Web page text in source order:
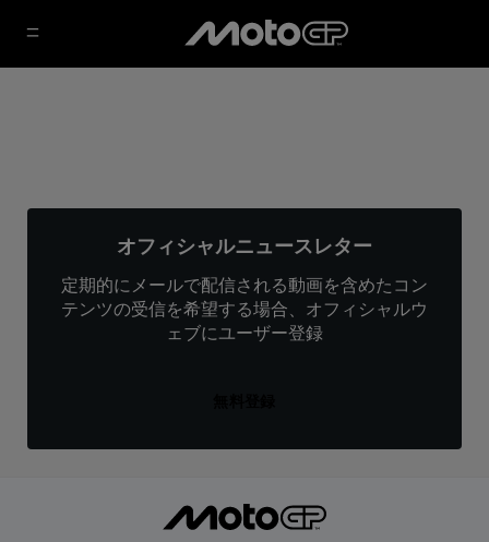
オフィシャルニュースレター
定期的にメールで配信される動画を含めたコン
テンツの受信を希望する場合、オフィシャルウ
ェブにユーザー登録